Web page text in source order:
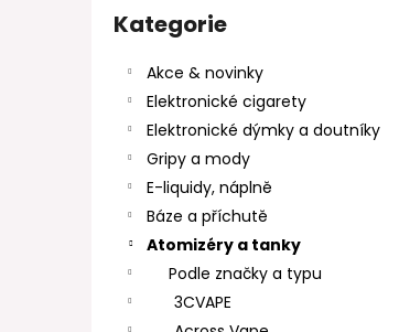
Přeskočit
kategorie
Kategorie
Akce & novinky
Elektronické cigarety
Elektronické dýmky a doutníky
Gripy a mody
E-liquidy, náplně
Báze a příchutě
Atomizéry a tanky
Podle značky a typu
3CVAPE